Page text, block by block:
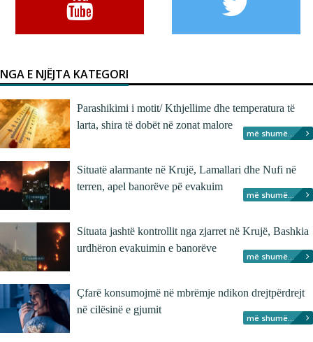
NGA E NJËJTA KATEGORI
Parashikimi i motit/ Kthjellime dhe temperatura të
larta, shira të dobët në zonat malore
më shumë...
Situatë alarmante në Krujë, Lamallari dhe Nufi në
terren, apel banorëve pë evakuim
më shumë...
Situata jashtë kontrollit nga zjarret në Krujë, Bashkia
urdhëron evakuimin e banorëve
më shumë...
Çfarë konsumojmë në mbrëmje ndikon drejtpërdrejt
në cilësinë e gjumit
më shumë...